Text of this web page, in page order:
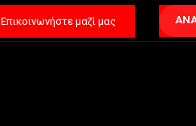
Επικοινωνήστε μαζί μας